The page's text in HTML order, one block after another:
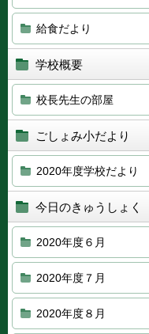
給食だより
学校概要
校長先生の部屋
ごしょみ小だより
2020年度学校だより
今日のきゅうしょく
2020年度６月
2020年度７月
2020年度８月